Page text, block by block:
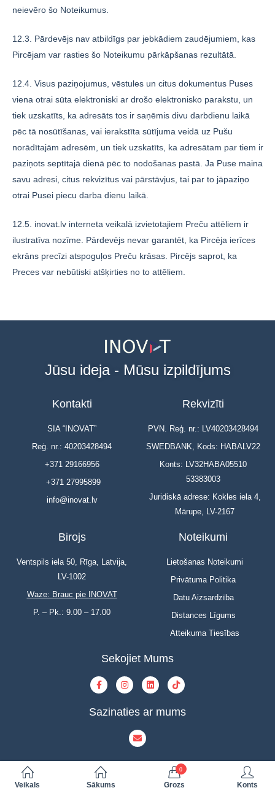
neievēro šo Noteikumus.
12.3. Pārdevējs nav atbildīgs par jebkādiem zaudējumiem, kas
Pircējam var rasties šo Noteikumu pārkāpšanas rezultātā.
12.4. Visus paziņojumus, vēstules un citus dokumentus Puses
viena otrai sūta elektroniski ar drošo elektronisko parakstu, un
tiek uzskatīts, ka adresāts tos ir saņēmis divu darbdienu laikā
pēc tā nosūtīšanas, vai ierakstīta sūtījuma veidā uz Pušu
norādītajām adresēm, un tiek uzskatīts, ka adresātam par tiem ir
paziņots septītajā dienā pēc to nodošanas pastā. Ja Puse maina
savu adresi, citus rekvizītus vai pārstāvjus, tai par to jāpaziņo
otrai Pusei piecu darba dienu laikā.
12.5. inovat.lv interneta veikalā izvietotajiem Preču attēliem ir
ilustratīva nozīme. Pārdevējs nevar garantēt, ka Pircēja ierīces
ekrāns precīzi atspoguļos Preču krāsas. Pircējs saprot, ka
Preces var nebūtiski atšķirties no to attēliem.
Jūsu ideja - Mūsu izpildījums
Kontakti
SIA “INOVAT”
Reģ. nr.: 40203428494
+371 29166956
+371 27995899
info@inovat.lv
Rekvizīti
PVN. Reģ. nr.: LV40203428494
SWEDBANK, Kods: HABALV22
Konts: LV32HABA05510
53383003
Juridiskā adrese: Kokles iela 4,
Mārupe, LV-2167
Birojs
Ventspils iela 50, Rīga, Latvija,
LV-1002
Waze: Brauc pie INOVAT
P. – Pk.: 9.00 – 17.00
Noteikumi
Lietošanas Noteikumi
Privātuma Politika
Datu Aizsardzība
Distances Līgums
Atteikuma Tiesības
Sekojiet Mums
Sazinaties ar mums
Veikals Sākums
0
Grozs Konts